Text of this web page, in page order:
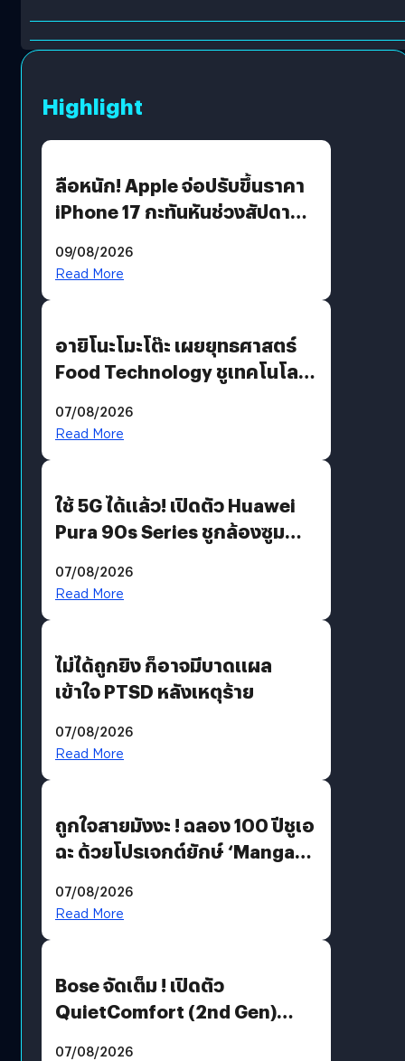
Highlight
ลือหนัก! Apple จ่อปรับขึ้นราคา
iPhone 17 กะทันหันช่วงสัปดาห์ที่
09/08/2026
Read More
อายิโนะโมะโต๊ะ เผยยุทธศาสตร์
Food Technology ชูเทคโนโลยี
บริโภคและ B2B
07/08/2026
Read More
ใช้ 5G ได้แล้ว! เปิดตัว Huawei
Pura 90s Series ชูกล้องซูม
07/08/2026
Read More
ไม่ได้ถูกยิง ก็อาจมีบาดแผล
เข้าใจ PTSD หลังเหตุร้าย
07/08/2026
Read More
ถูกใจสายมังงะ ! ฉลอง 100 ปีชูเอ
ฉะ ด้วยโปรเจกต์ยักษ์ ‘Manga
มีภาษาไทยด้วย
07/08/2026
Read More
Bose จัดเต็ม ! เปิดตัว
QuietComfort (2nd Gen)
07/08/2026